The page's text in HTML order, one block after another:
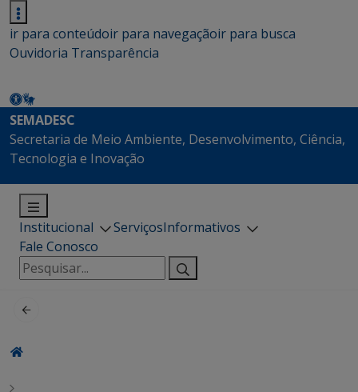
ir para conteúdoir para navegaçãoir para busca
Ouvidoria Transparência
SEMADESC
Secretaria de Meio Ambiente, Desenvolvimento, Ciência,
Tecnologia e Inovação
Institucional ServiçosInformativos
Fale Conosco
Pesquisar
por: